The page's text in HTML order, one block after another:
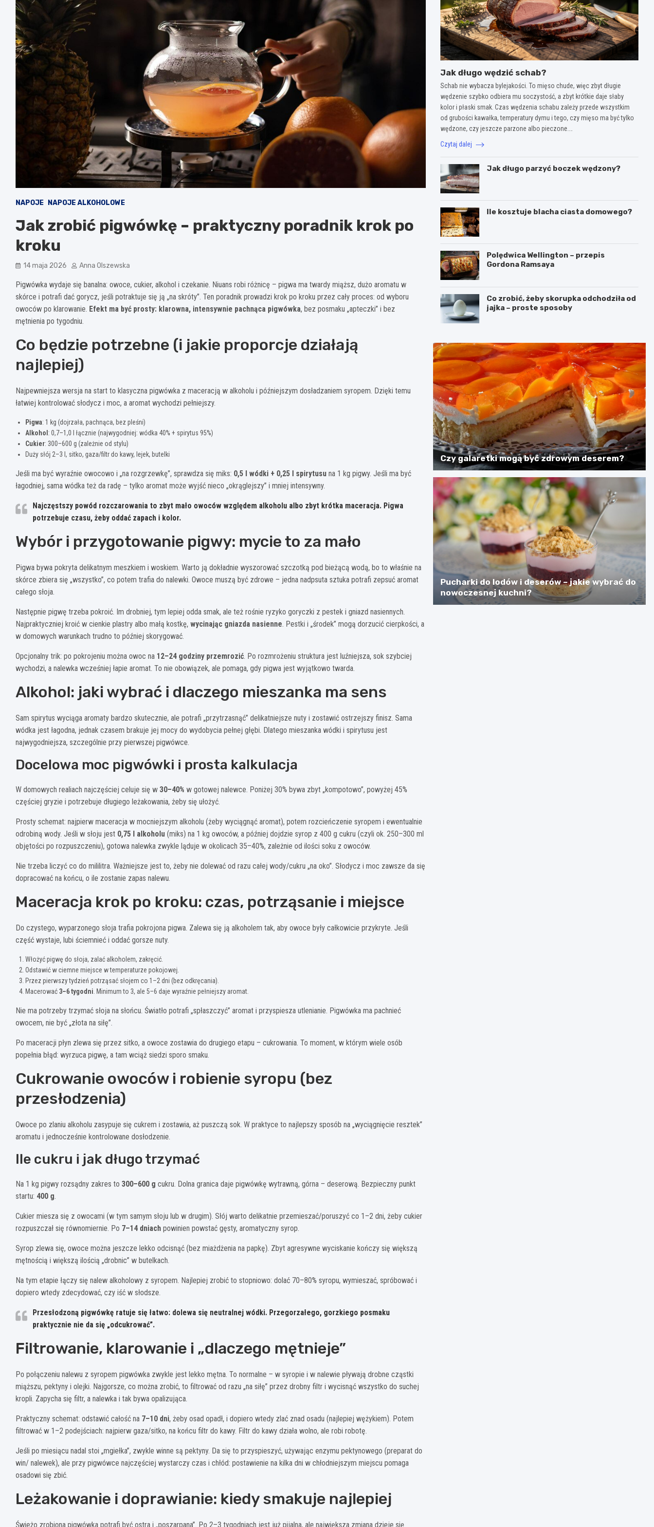
NAPOJE NAPOJE ALKOHOLOWE
Jak zrobić pigwówkę – praktyczny poradnik krok po
kroku
14 maja 2026 Anna Olszewska
Pigwówka wydaje się banalna: owoce, cukier, alkohol i czekanie. Niuans robi różnicę – pigwa ma twardy miąższ, dużo aromatu w
skórce i potrafi dać gorycz, jeśli potraktuje się ją „na skróty”. Ten poradnik prowadzi krok po kroku przez cały proces: od wyboru
owoców po klarowanie. Efekt ma być prosty: klarowna, intensywnie pachnąca pigwówka, bez posmaku „apteczki” i bez
mętnienia po tygodniu.
Co będzie potrzebne (i jakie proporcje działają
najlepiej)
Najpewniejsza wersja na start to klasyczna pigwówka z maceracją w alkoholu i późniejszym dosładzaniem syropem. Dzięki temu
łatwiej kontrolować słodycz i moc, a aromat wychodzi pełniejszy.
Pigwa: 1 kg (dojrzała, pachnąca, bez pleśni)
Alkohol : 0,7–1,0 l łącznie (najwygodniej: wódka 40% + spirytus 95%)
Cukier: 300–600 g (zależnie od stylu)
Duży słój 2–3 l, sitko, gaza/filtr do kawy, lejek, butelki
Jeśli ma być wyraźnie owocowo i „na rozgrzewkę”, sprawdza się miks: 0,5 l wódki + 0,25 l spirytusu na 1 kg pigwy. Jeśli ma być
łagodniej, sama wódka też da radę – tylko aromat może wyjść nieco „okrąglejszy” i mniej intensywny.
Najczęstszy powód rozczarowania to zbyt mało owoców względem alkoholu albo zbyt krótka maceracja. Pigwa
potrzebuje czasu, żeby oddać zapach i kolor.
Wybór i przygotowanie pigwy: mycie to za mało
Pigwa bywa pokryta delikatnym meszkiem i woskiem. Warto ją dokładnie wyszorować szczotką pod bieżącą wodą, bo to właśnie na
skórce zbiera się „wszystko”, co potem trafia do nalewki. Owoce muszą być zdrowe – jedna nadpsuta sztuka potrafi zepsuć aromat
całego słoja.
Następnie pigwę trzeba pokroić. Im drobniej, tym lepiej odda smak, ale też rośnie ryzyko goryczki z pestek i gniazd nasiennych.
Najpraktyczniej kroić w cienkie plastry albo małą kostkę, wycinając gniazda nasienne. Pestki i „środek” mogą dorzucić cierpkości, a
w domowych warunkach trudno to później skorygować.
Opcjonalny trik: po pokrojeniu można owoc na 12–24 godziny przemrozić. Po rozmrożeniu struktura jest luźniejsza, sok szybciej
wychodzi, a nalewka wcześniej łapie aromat. To nie obowiązek, ale pomaga, gdy pigwa jest wyjątkowo twarda.
Alkohol: jaki wybrać i dlaczego mieszanka ma sens
Sam spirytus wyciąga aromaty bardzo skutecznie, ale potrafi „przytrzasnąć” delikatniejsze nuty i zostawić ostrzejszy finisz. Sama
wódka jest łagodna, jednak czasem brakuje jej mocy do wydobycia pełnej głębi. Dlatego mieszanka wódki i spirytusu jest
najwygodniejsza, szczególnie przy pierwszej pigwówce.
Docelowa moc pigwówki i prosta kalkulacja
W domowych realiach najczęściej celuje się w 30–40% w gotowej nalewce. Poniżej 30% bywa zbyt „kompotowo”, powyżej 45%
częściej gryzie i potrzebuje długiego leżakowania, żeby się ułożyć.
Prosty schemat: najpierw maceracja w mocniejszym alkoholu (żeby wyciągnąć aromat), potem rozcieńczenie syropem i ewentualnie
odrobiną wody. Jeśli w słoju jest 0,75 l alkoholu (miks) na 1 kg owoców, a później dojdzie syrop z 400 g cukru (czyli ok. 250–300 ml
objętości po rozpuszczeniu), gotowa nalewka zwykle ląduje w okolicach 35–40%, zależnie od ilości soku z owoców.
Nie trzeba liczyć co do mililitra. Ważniejsze jest to, żeby nie dolewać od razu całej wody/cukru „na oko”. Słodycz i moc zawsze da się
dopracować na końcu, o ile zostanie zapas nalewu.
Maceracja krok po kroku: czas, potrząsanie i miejsce
Do czystego, wyparzonego słoja trafia pokrojona pigwa. Zalewa się ją alkoholem tak, aby owoce były całkowicie przykryte. Jeśli
część wystaje, lubi ściemnieć i oddać gorsze nuty.
Włożyć pigwę do słoja, zalać alkoholem, zakręcić.
Odstawić w ciemne miejsce w temperaturze pokojowej.
Przez pierwszy tydzień potrząsać słojem co 1–2 dni (bez odkręcania).
Macerować 3–6 tygodni . Minimum to 3, ale 5–6 daje wyraźnie pełniejszy aromat.
Nie ma potrzeby trzymać słoja na słońcu. Światło potrafi „spłaszczyć” aromat i przyspiesza utlenianie. Pigwówka ma pachnieć
owocem, nie być „złota na siłę”.
Po maceracji płyn zlewa się przez sitko, a owoce zostawia do drugiego etapu – cukrowania. To moment, w którym wiele osób
popełnia błąd: wyrzuca pigwę, a tam wciąż siedzi sporo smaku.
Cukrowanie owoców i robienie syropu (bez
przesłodzenia)
Owoce po zlaniu alkoholu zasypuje się cukrem i zostawia, aż puszczą sok. W praktyce to najlepszy sposób na „wyciągnięcie resztek”
aromatu i jednocześnie kontrolowane dosłodzenie.
Ile cukru i jak długo trzymać
Na 1 kg pigwy rozsądny zakres to 300–600 g cukru. Dolna granica daje pigwówkę wytrawną, górna – deserową. Bezpieczny punkt
startu: 400 g.
Cukier miesza się z owocami (w tym samym słoju lub w drugim). Słój warto delikatnie przemieszać/poruszyć co 1–2 dni, żeby cukier
rozpuszczał się równomiernie. Po 7–14 dniach powinien powstać gęsty, aromatyczny syrop.
Syrop zlewa się, owoce można jeszcze lekko odcisnąć (bez miażdżenia na papkę). Zbyt agresywne wyciskanie kończy się większą
mętnością i większą ilością „drobnic” w butelkach.
Na tym etapie łączy się nalew alkoholowy z syropem. Najlepiej zrobić to stopniowo: dolać 70–80% syropu, wymieszać, spróbować i
dopiero wtedy zdecydować, czy iść w słodsze.
Przesłodzoną pigwówkę ratuje się łatwo: dolewa się neutralnej wódki. Przegorzałego, gorzkiego posmaku
praktycznie nie da się „odcukrować”.
Filtrowanie, klarowanie i „dlaczego mętnieje”
Po połączeniu nalewu z syropem pigwówka zwykle jest lekko mętna. To normalne – w syropie i w nalewie pływają drobne cząstki
miąższu, pektyny i olejki. Najgorsze, co można zrobić, to filtrować od razu „na siłę” przez drobny filtr i wycisnąć wszystko do suchej
kropli. Zapycha się filtr, a nalewka i tak bywa opalizująca.
Praktyczny schemat: odstawić całość na 7–10 dni, żeby osad opadł, i dopiero wtedy zlać znad osadu (najlepiej wężykiem). Potem
filtrować w 1–2 podejściach: najpierw gaza/sitko, na końcu filtr do kawy. Filtr do kawy działa wolno, ale robi robotę.
Jeśli po miesiącu nadal stoi „mgiełka”, zwykle winne są pektyny. Da się to przyspieszyć, używając enzymu pektynowego (preparat do
win/ nalewek), ale przy pigwówce najczęściej wystarczy czas i chłód: postawienie na kilka dni w chłodniejszym miejscu pomaga
osadowi się zbić.
Leżakowanie i doprawianie: kiedy smakuje najlepiej
Świeżo zrobiona pigwówka potrafi być ostra i „poszarpana”. Po 2–3 tygodniach jest już pijalna, ale największa zmiana dzieje się
Jak długo wędzić schab?
Schab nie wybacza bylejakości. To mięso chude, więc zbyt długie
wędzenie szybko odbiera mu soczystość, a zbyt krótkie daje słaby
kolor i płaski smak. Czas wędzenia schabu zależy przede wszystkim
od grubości kawałka, temperatury dymu i tego, czy mięso ma być tylko
wędzone, czy jeszcze parzone albo pieczone.…
Czytaj dalej
Jak długo parzyć boczek wędzony?
Ile kosztuje blacha ciasta domowego?
Polędwica Wellington – przepis
Gordona Ramsaya
Co zrobić, żeby skorupka odchodziła od
jajka – proste sposoby
Czy galaretki mogą być zdrowym deserem?
Pucharki do lodów i deserów – jakie wybrać do
nowoczesnej kuchni?